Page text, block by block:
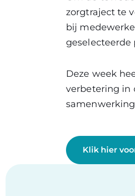
zorgtraject te
bij
geselecteerde
Deze week
verbetering in
Klik hier